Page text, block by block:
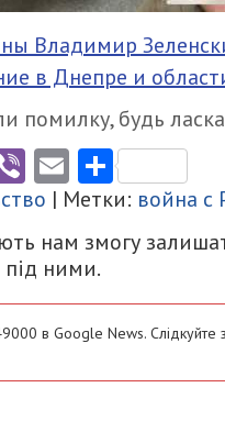
Владимир
в Днепре и
будь
ViberEmail
| Метки: война с
нам змогу
під ними.
в Google News. Слідкуйте